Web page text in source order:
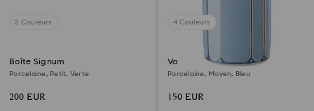
2 Couleurs
Boîte Signum
Porcelaine, Petit, Verte
200 EUR
4 Couleurs
Vase Signum
Porcelaine, Moyen, Bleu
150 EUR